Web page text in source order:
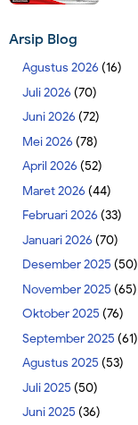
Arsip Blog
Agustus 2026 (16)
Juli 2026 (70)
Juni 2026 (72)
Mei 2026 (78)
April 2026 (52)
Maret 2026 (44)
Februari 2026 (33)
Januari 2026 (70)
Desember 2025 (50)
November 2025 (65)
Oktober 2025 (76)
September 2025 (61)
Agustus 2025 (53)
Juli 2025 (50)
Juni 2025 (36)